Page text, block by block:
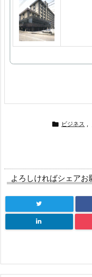
 ビジネス ,
よろしければシェアお